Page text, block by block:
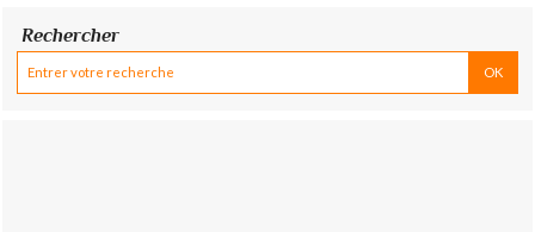
Rechercher